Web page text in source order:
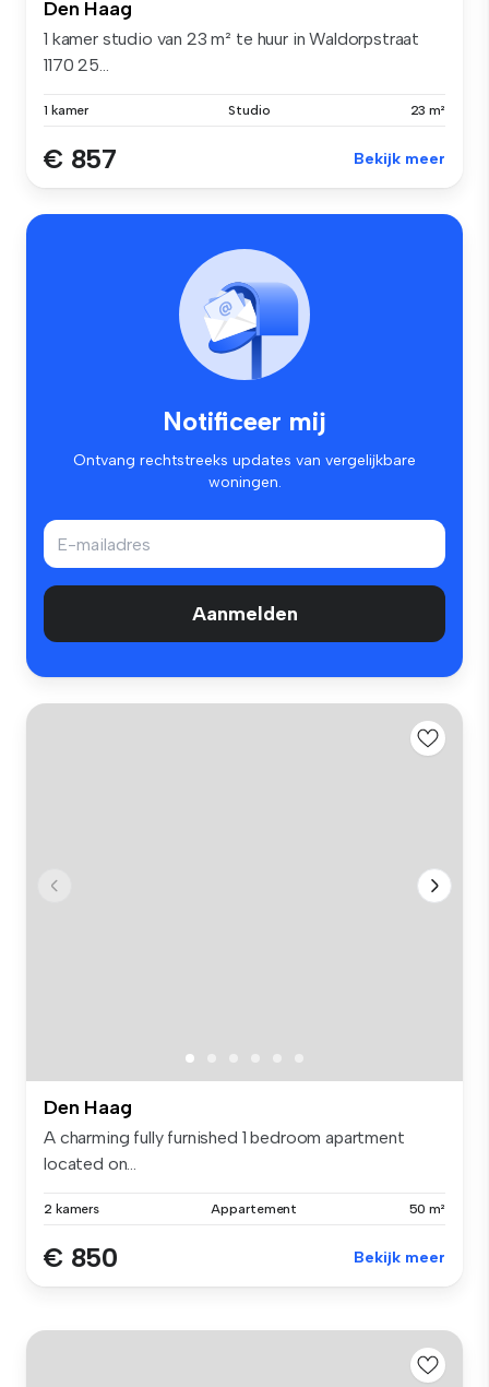
Den Haag
1 kamer studio van 23 m² te huur in Waldorpstraat
1170 25...
1 kamer Studio 23 m²
€ 857 Bekijk meer
Notificeer mij
Ontvang rechtstreeks updates van vergelijkbare
woningen.
Aanmelden
Den Haag
A charming fully furnished 1 bedroom apartment
located on...
2 kamers Appartement 50 m²
€ 850 Bekijk meer